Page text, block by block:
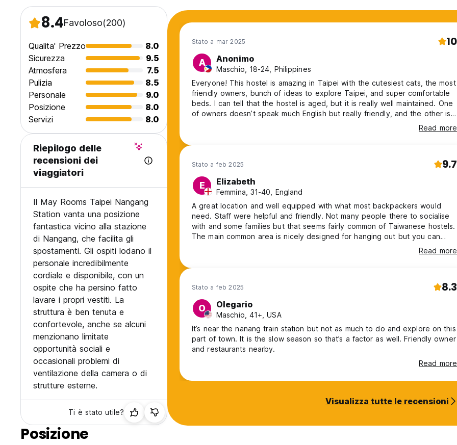
8.4Favoloso(200)
Qualita' Prezzo
8.0
Sicurezza
9.5
Atmosfera
7.5
Pulizia
8.5
Personale
9.0
Posizione
8.0
Servizi
8.0
Riepilogo delle
recensioni dei
viaggiatori
Il May Rooms Taipei Nangang
Station vanta una posizione
fantastica vicino alla stazione
di Nangang, che facilita gli
spostamenti. Gli ospiti lodano il
personale incredibilmente
cordiale e disponibile, con un
ospite che ha persino fatto
lavare i propri vestiti. La
struttura è ben tenuta e
confortevole, anche se alcuni
menzionano limitate
opportunità sociali e
occasionali problemi di
ventilazione della camera o di
strutture esterne.
Ti è stato utile?
Stato a mar 2025 10
A Anonimo
Maschio, 18-24, Philippines
Everyone! This hostel is amazing in Taipei with the cutesiest cats, the most
friendly owners, bunch of ideas to explore Taipei, and super comfortable
beds. I can tell that the hostel is aged, but it is really well maintained. One
of owners doesn’t speak much English but really friendly, and the other is
so easy to communicate. The best part of it is its location, only 10 minutes
walk from train, MRT, HSR station. And there is one bus stop just in front of
Read more
Stato a feb 2025 9.7
E Elizabeth
Femmina, 31-40, England
A great location and well equipped with what most backpackers would
need. Staff were helpful and friendly. Not many people there to socialise
with and some families but that seems fairly common of Taiwanese hostels.
The main common area is nicely designed for hanging out but you can
what whatever is going on there from the bedroom (not much). They
provide free earplugs if this is a problem. I will stay here again when I pass
Read more
Stato a feb 2025 8.3
O Olegario
Maschio, 41+, USA
It’s near the nanang train station but not as much to do and explore on this
part of town. It is the slow season so that’s a factor as well. Friendly owner
and restaurants nearby.
Read more
Visualizza tutte le recensioni
Posizione